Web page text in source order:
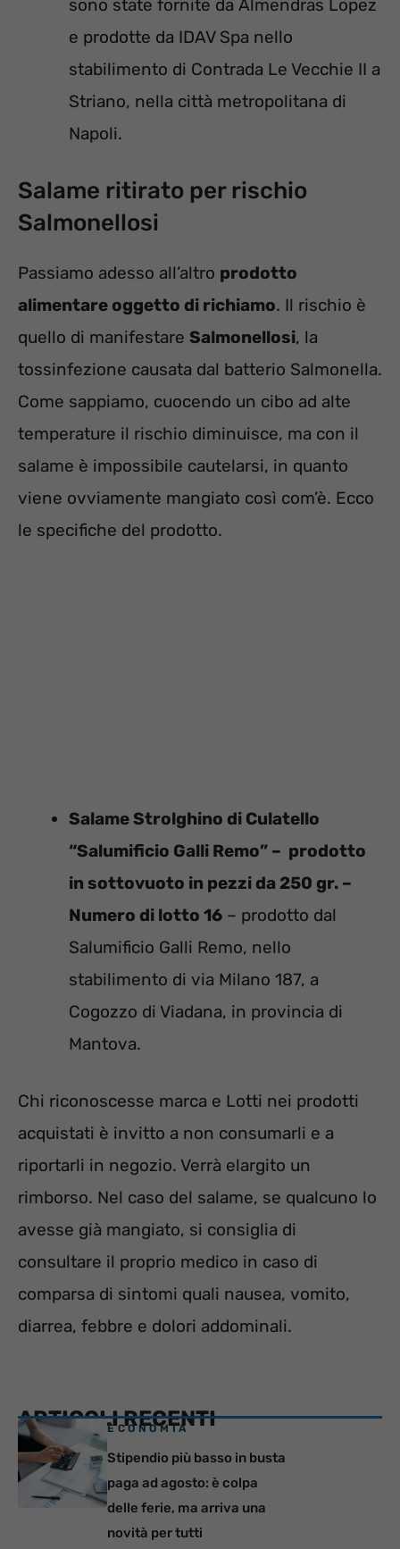
sono state fornite da Almendras Lopez
e prodotte da IDAV Spa nello
stabilimento di Contrada Le Vecchie II a
Striano, nella città metropolitana di
Napoli.
Salame ritirato per rischio
Salmonellosi
Passiamo adesso all’altro prodotto
alimentare oggetto di richiamo. Il rischio è
quello di manifestare Salmonellosi, la
tossinfezione causata dal batterio Salmonella.
Come sappiamo, cuocendo un cibo ad alte
temperature il rischio diminuisce, ma con il
salame è impossibile cautelarsi, in quanto
viene ovviamente mangiato così com’è. Ecco
le specifiche del prodotto.
Salame Strolghino di Culatello
“Salumificio Galli Remo” – prodotto
in sottovuoto in pezzi da 250 gr. –
Numero di lotto 16 – prodotto dal
Salumificio Galli Remo, nello
stabilimento di via Milano 187, a
Cogozzo di Viadana, in provincia di
Mantova.
Chi riconoscesse marca e Lotti nei prodotti
acquistati è invitto a non consumarli e a
riportarli in negozio. Verrà elargito un
rimborso. Nel caso del salame, se qualcuno lo
avesse già mangiato, si consiglia di
consultare il proprio medico in caso di
comparsa di sintomi quali nausea, vomito,
diarrea, febbre e dolori addominali.
ARTICOLI RECENTI
ECONOMIA
Stipendio più basso in busta
paga ad agosto: è colpa
delle ferie, ma arriva una
novità per tutti